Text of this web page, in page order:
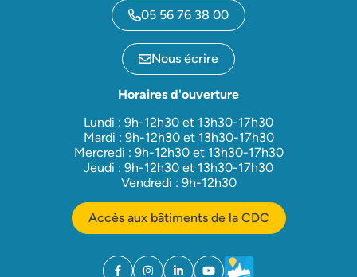
05 56 76 38 00
Nous écrire
Horaires d'ouverture
Lundi : 9h-12h30 et 13h30-17h30
Mardi : 9h-12h30 et 13h30-17h30
Mercredi : 9h-12h30 et 13h30-17h30
Jeudi : 9h-12h30 et 13h30-17h30
Vendredi : 9h-12h30
Accès aux bâtiments de la CDC